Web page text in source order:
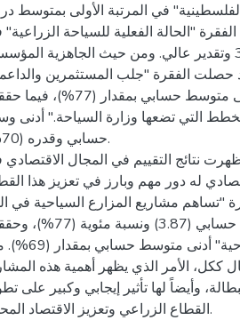
في المرتبة الأولى بمتوسط
الفقرة "الحالة الفعلية للسياحة
المرتبة الأخيرة بمتوسط درجات 3.58 وتقدير عالي. ومن حيث الجاهزية
حصلت الفقرة "جلب المستثمرين
للمزارع السياحية في الأغوار." على أعلى متوسط حسابي بمقدار
التي تضعها وزارة السياحة." أدنى
نتائج التقييم في المجال
له دور مهم وبارز في تعزيز هذا
"تساهم مشاريع المزارع السياحية في
من البطالة" المرتبة الأولى بمتوسط حسابي (3.87)
الفقرة "مصدر دخل دائم للمزارع السياحية"
ككل، الأمر الذي يظهر أهمية هذه
وأيضاً لها تأثير إيجابي وكبير على
القطاع الزراعي وتعزيز الاقتصاد